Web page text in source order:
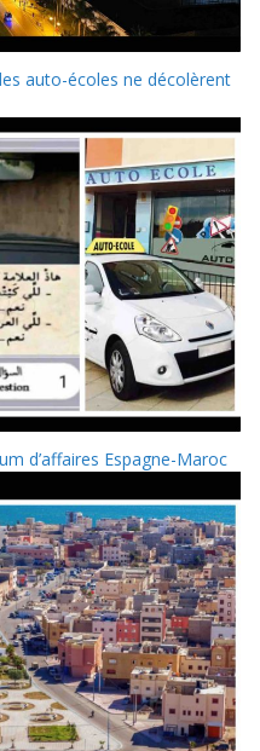
auto-écoles ne décolèrent
d’affaires Espagne-Maroc